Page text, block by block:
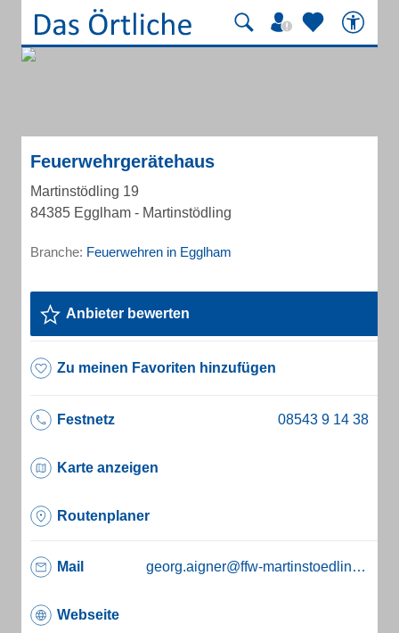
Feuerwehrgerätehaus
Martinstödling 19
84385 Egglham - Martinstödling
Branche: Feuerwehren in Egglham
Anbieter bewerten
Zu meinen Favoriten hinzufügen
Festnetz
Karte anzeigen
Routenplaner
Mail georg.aigner@ffw-martinstoedling.de
Webseite